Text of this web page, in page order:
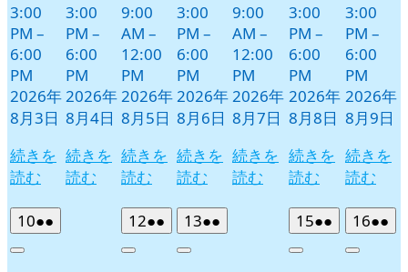
3:00
PM –
6:00
PM
2026年
8月3日
続きを
読む
3:00
PM –
6:00
PM
2026年
8月4日
続きを
読む
9:00
AM –
12:00
PM
2026年
8月5日
続きを
読む
3:00
PM –
6:00
PM
2026年
8月6日
続きを
読む
9:00
AM –
12:00
PM
2026年
8月7日
続きを
読む
3:00
PM –
6:00
PM
2026年
8月8日
続きを
読む
3:00
PM –
6:00
PM
2026年
8月9日
続きを
読む
102026
年
●●
件
Close
122026
年
●●
件
Close
132026
年
●●
件
Close
152026
年
●●
件
Close
162026
年
●●
件
Close